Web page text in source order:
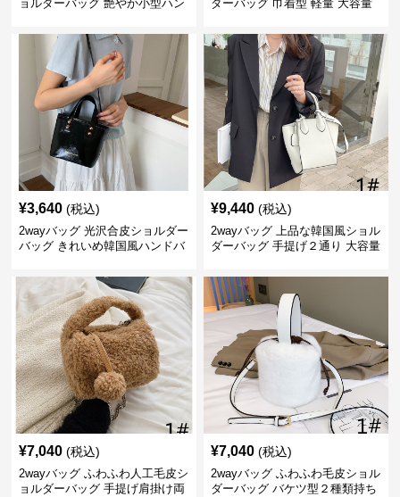
ョルダーバッグ 艶やか小型ハン
ダーバッグ 巾着型 軽量 大容量
¥3,640 (税込)
2wayバッグ 光沢合皮ショルダー
バッグ きれいめ韓国風ハンドバ
¥9,440 (税込)
2wayバッグ 上品な韓国風ショル
ダーバッグ 手提げ２通り 大容量
¥7,040 (税込)
2wayバッグ ふわふわ人工毛皮シ
ョルダーバッグ 手提げ肩掛け両
¥7,040 (税込)
2wayバッグ ふわふわ毛皮ショル
ダーバッグ バケツ型２種類持ち